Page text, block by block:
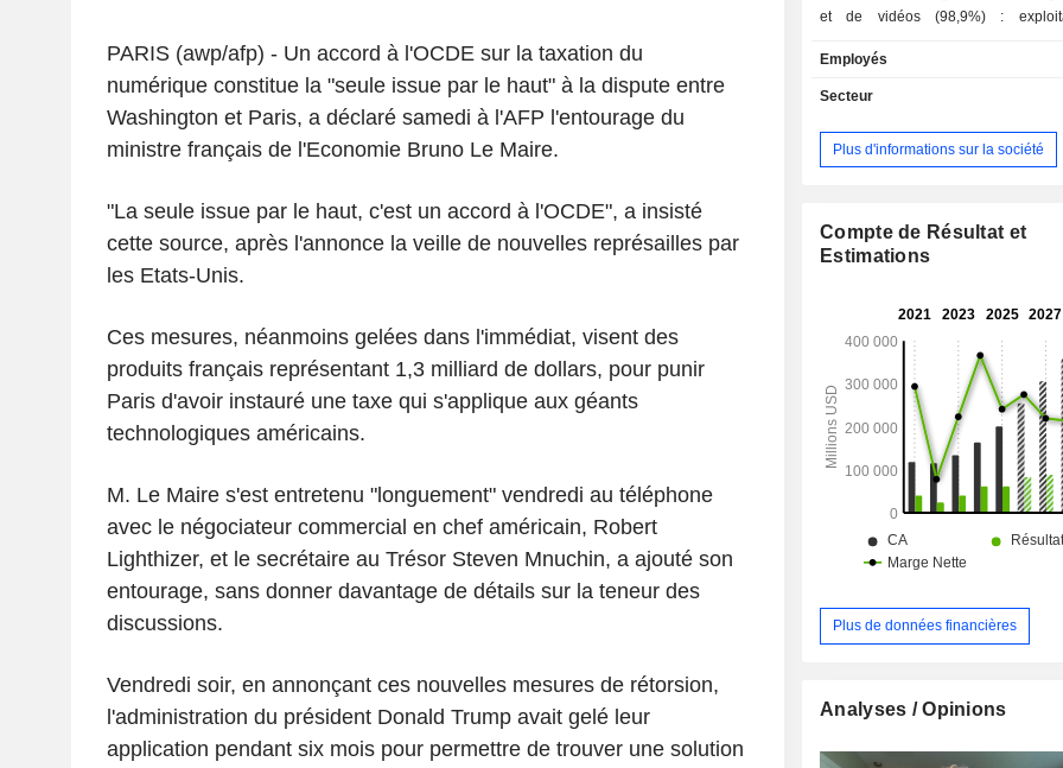
PARIS (awp/afp) - Un accord à l'OCDE sur la taxation du
numérique constitue la "seule issue par le haut" à la dispute entre
Washington et Paris, a déclaré samedi à l'AFP l'entourage du
ministre français de l'Economie Bruno Le Maire.
"La seule issue par le haut, c'est un accord à l'OCDE", a insisté
cette source, après l'annonce la veille de nouvelles représailles par
les Etats-Unis.
Ces mesures, néanmoins gelées dans l'immédiat, visent des
produits français représentant 1,3 milliard de dollars, pour punir
Paris d'avoir instauré une taxe qui s'applique aux géants
technologiques américains.
M. Le Maire s'est entretenu "longuement" vendredi au téléphone
avec le négociateur commercial en chef américain, Robert
Lighthizer, et le secrétaire au Trésor Steven Mnuchin, a ajouté son
entourage, sans donner davantage de détails sur la teneur des
discussions.
Vendredi soir, en annonçant ces nouvelles mesures de rétorsion,
l'administration du président Donald Trump avait gelé leur
application pendant six mois pour permettre de trouver une solution
et de vidéos (98,9%) :
Threads et WhatsApp (3,58
d'utilisateurs actifs par jour en 2025) ; - vente de
virtuelle et augmentée (1,1%) :
réalité virtuelle (Meta Quest), écrans
ventes d'espaces publicitaires
(1,3%). La répartition géographique du CA est la
Employés
Secteur
Plus d'informations sur la société
Compte de Résultat et
Estimations
Plus de données financières
Analyses / Opinions